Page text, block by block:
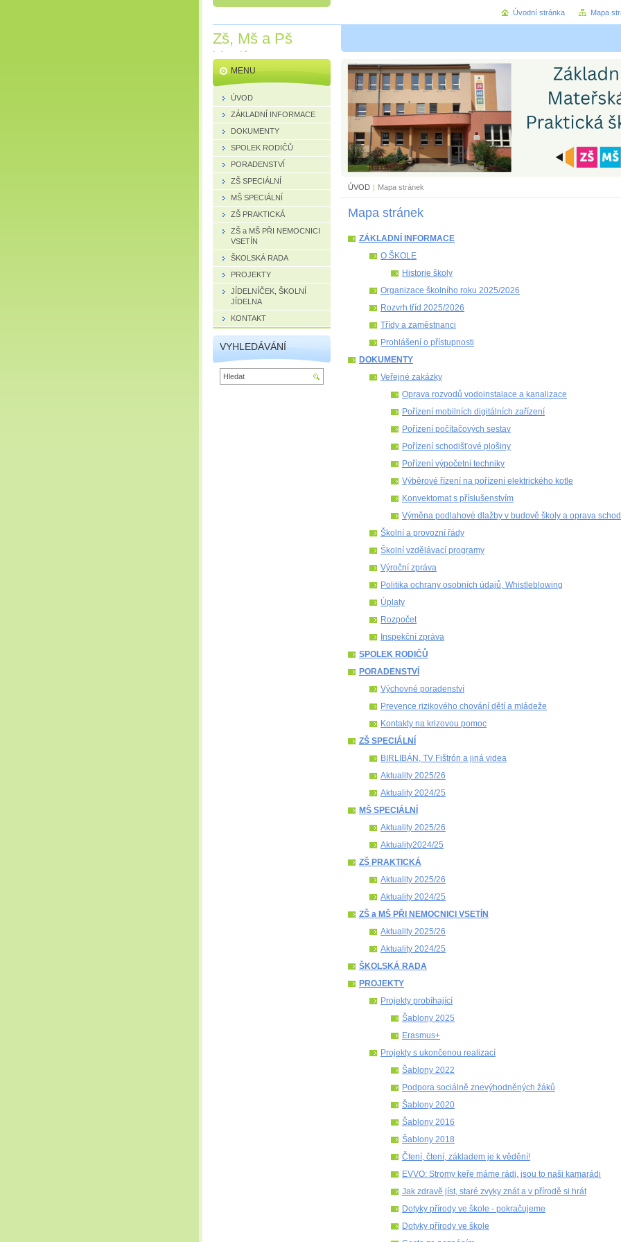
Zš, Mš a Pš
Vsetín
ÚVOD | Mapa stránek
Mapa stránek
ZÁKLADNÍ INFORMACE
O ŠKOLE
Historie školy
Organizace školního roku 2025/2026
Rozvrh tříd 2025/2026
Třídy a zaměstnanci
Prohlášení o přístupnosti
DOKUMENTY
Veřejné zakázky
Oprava rozvodů vodoinstalace a kanalizace
Pořízení mobilních digitálních zařízení
Pořízení počítačových sestav
Pořízení schodišťové plošiny
Pořízení výpočetní techniky
Výběrové řízení na pořízení elektrického kotle
Konvektomat s příslušenstvím
Výměna podlahové dlažby v budově školy a oprava
Školní a provozní řády
Školní vzdělávací programy
Výroční zpráva
Politika ochrany osobních údajů, Whistleblowing
Úplaty
Rozpočet
Inspekční zpráva
SPOLEK RODIČŮ
PORADENSTVÍ
Výchovné poradenství
Prevence rizikového chování dětí a mládeže
Kontakty na krizovou pomoc
ZŠ SPECIÁLNÍ
BIRLIBÁN, TV Fištrón a jiná videa
Aktuality 2025/26
Aktuality 2024/25
MŠ SPECIÁLNÍ
Aktuality 2025/26
Aktuality2024/25
ZŠ PRAKTICKÁ
Aktuality 2025/26
Aktuality 2024/25
ZŠ a MŠ PŘI NEMOCNICI VSETÍN
Aktuality 2025/26
Aktuality 2024/25
ŠKOLSKÁ RADA
PROJEKTY
Projekty probíhající
Šablony 2025
Erasmus+
Projekty s ukončenou realizací
Šablony 2022
Podpora sociálně znevýhodněných žáků
Šablony 2020
Šablony 2016
Šablony 2018
Čtení, čtení, základem je k vědění!
EVVO: Stromy keře máme rádi, jsou to naši kamarádi
Jak zdravě jíst, staré zvyky znát a v přírodě si hrát
Dotyky přírody ve škole - pokračujeme
Dotyky přírody ve škole
MENU
ÚVOD
ZÁKLADNÍ INFORMACE
DOKUMENTY
SPOLEK RODIČŮ
PORADENSTVÍ
ZŠ SPECIÁLNÍ
MŠ SPECIÁLNÍ
ZŠ PRAKTICKÁ
ZŠ a MŠ PŘI NEMOCNICI
VSETÍN
ŠKOLSKÁ RADA
PROJEKTY
JÍDELNÍČEK, ŠKOLNÍ
JÍDELNA
KONTAKT
VYHLEDÁVÁNÍ
Úvodní stránka Mapa